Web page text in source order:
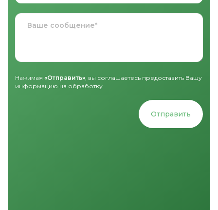
Нажимая «Отправить» , вы соглашаетесь предоставить Вашу
информацию на обработку
Отправить